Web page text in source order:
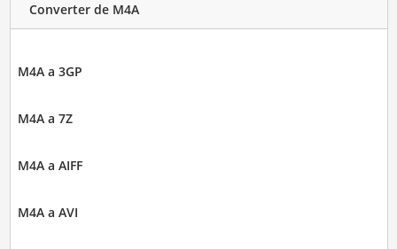
Converter de M4A
M4A a 3GP
M4A a 7Z
M4A a AIFF
M4A a AVI